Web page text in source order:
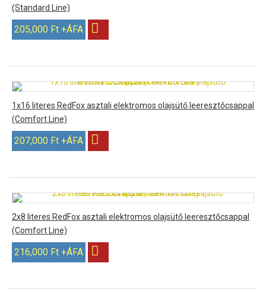
(Standard Line)
205,000 Ft +ÁFA
1x16 literes RedFox asztali elektromos olajsütő leeresztőcsappal
(Comfort Line)
207,000 Ft +ÁFA
2x8 literes RedFox asztali elektromos olajsütő leeresztőcsappal
(Comfort Line)
216,000 Ft +ÁFA